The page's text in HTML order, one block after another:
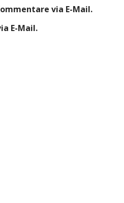
via E-Mail.
E-Mail.